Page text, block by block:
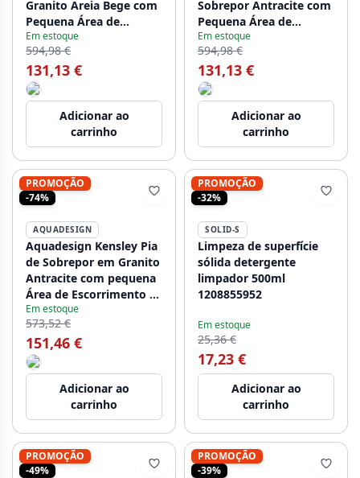
Granito Areia Bege com
Pequena Área de
Escorrimento 570 x 495
mm 1208970083
Em estoque
594,98 €
131,13 €
Adicionar ao
carrinho
Sobrepor Antracite com
Pequena Área de
Escorrimento 570 x 495
mm 1208970084
Em estoque
594,98 €
131,13 €
Adicionar ao
carrinho
PROMOÇÃO
-74%
AQUADESIGN
Aquadesign Kensley Pia
de Sobrepor em Granito
Antracite com pequena
Área de Escorrimento 65
x 44 cm 1208970085
Em estoque
573,52 €
151,46 €
Adicionar ao
carrinho
PROMOÇÃO
-32%
SOLID-S
Limpeza de superfície
sólida detergente
limpador 500ml
1208855952
Em estoque
25,36 €
17,23 €
Adicionar ao
carrinho
PROMOÇÃO
-49%
PROMOÇÃO
-39%